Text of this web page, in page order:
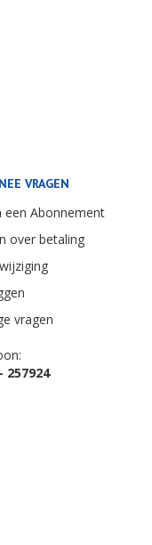
VRAGEN
een Abonnement
over betaling
vragen
257924